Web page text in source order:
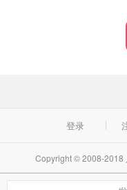
登录
Copyright © 2008-2018